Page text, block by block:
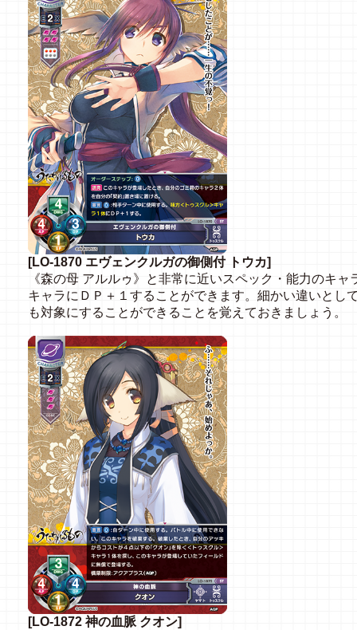
[LO-1870 エヴェンクルガの御側付 トウカ]
《森の母 アルルゥ》と非常に近いスペック・能力のキ
キャラにＤＰ＋１することができます。細かい違いとし
も対象にすることができることを覚えておきましょう。
[LO-1872 神の血脈 クオン]